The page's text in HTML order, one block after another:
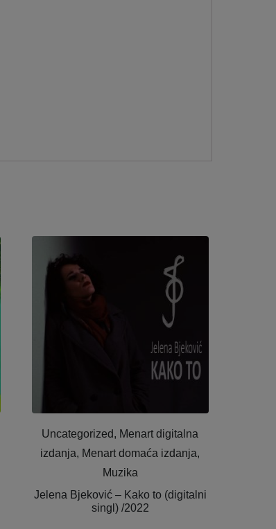
Uncategorized, Menart digitalna
izdanja, Menart domaća izdanja,
Muzika
Jelena Bjeković – Kako to (digitalni
singl) /2022